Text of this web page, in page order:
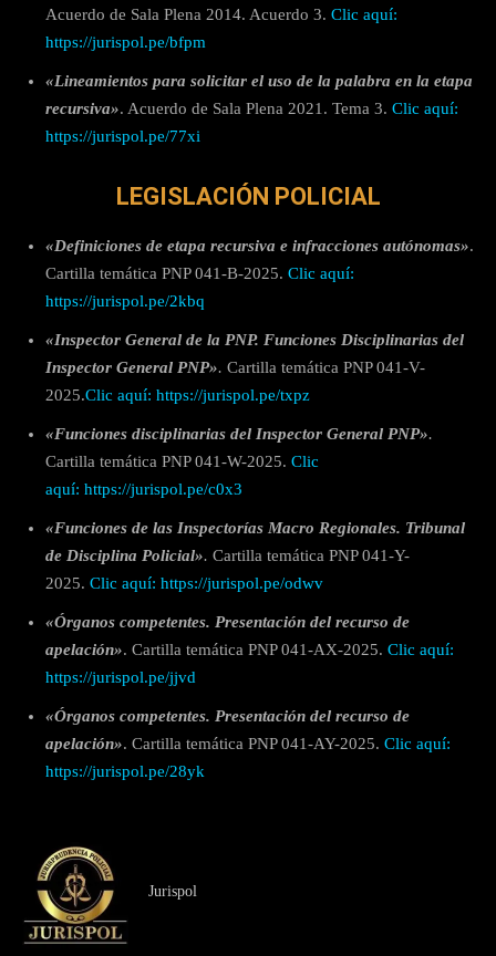
Acuerdo de Sala Plena 2014. Acuerdo 3. Clic aquí:
https://jurispol.pe/bfpm
«Lineamientos para solicitar el uso de la palabra en la etapa
recursiva». Acuerdo de Sala Plena 2021. Tema 3. Clic aquí:
https://jurispol.pe/77xi
LEGISLACIÓN POLICIAL
«Definiciones de etapa recursiva e infracciones autónomas».
Cartilla temática PNP 041-B-2025. Clic aquí:
https://jurispol.pe/2kbq
«Inspector General de la PNP. Funciones Disciplinarias del
Inspector General PNP». Cartilla temática PNP 041-V-
2025.Clic aquí: https://jurispol.pe/txpz
«Funciones disciplinarias del Inspector General PNP».
Cartilla temática PNP 041-W-2025. Clic
aquí: https://jurispol.pe/c0x3
«Funciones de las Inspectorías Macro Regionales. Tribunal
de Disciplina Policial». Cartilla temática PNP 041-Y-
2025. Clic aquí: https://jurispol.pe/odwv
«Órganos competentes. Presentación del recurso de
apelación». Cartilla temática PNP 041-AX-2025. Clic aquí:
https://jurispol.pe/jjvd
«Órganos competentes. Presentación del recurso de
apelación». Cartilla temática PNP 041-AY-2025. Clic aquí:
https://jurispol.pe/28yk
Jurispol